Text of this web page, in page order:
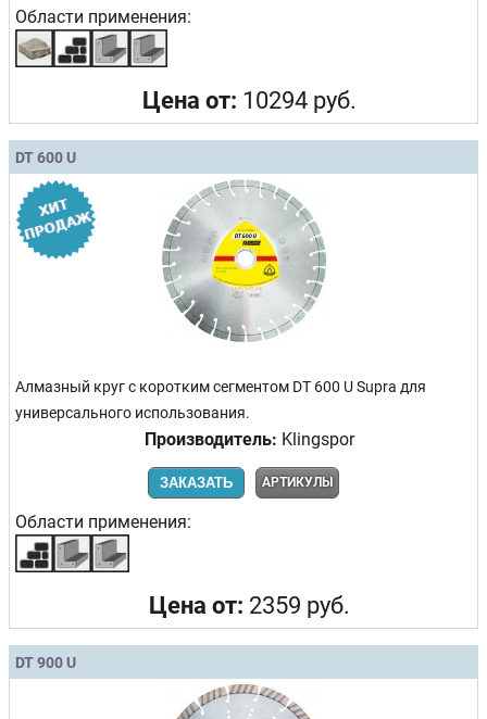
Области применения:
Цена от: 10294 руб.
DT 600 U
Алмазный круг с коротким сегментом DT 600 U Supra для
универсального использования.
Производитель: Klingspor
ЗАКАЗАТЬ АРТИКУЛЫ
Области применения:
Цена от: 2359 руб.
DT 900 U